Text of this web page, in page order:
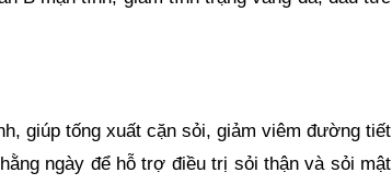
giúp tống xuất cặn sỏi, giảm viêm đường tiết
ngày để hỗ trợ điều trị sỏi thận và sỏi mật